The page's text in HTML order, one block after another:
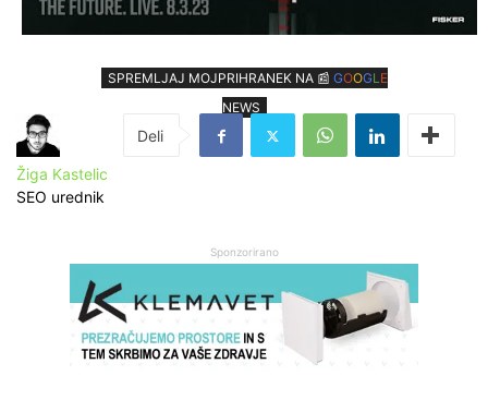
SPREMLJAJ MOJPRIHRANEK NA 📰 GOOGLE
NEWS
Žiga Kastelic
SEO urednik
Sponzorirano